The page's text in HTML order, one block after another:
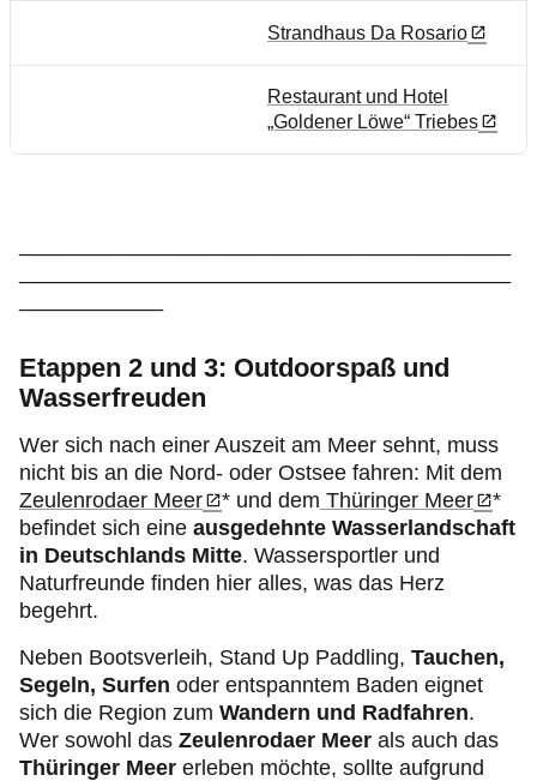
Strandhaus Da Rosario
Restaurant und Hotel
„Goldener Löwe“ Triebes
Etappen 2 und 3: Outdoorspaß und
Wasserfreuden
Wer sich nach einer Auszeit am Meer sehnt, muss
nicht bis an die Nord- oder Ostsee fahren: Mit dem
Zeulenrodaer Meer
* und dem Thüringer Meer
*
befindet sich eine ausgedehnte Wasserlandschaft
in Deutschlands Mitte. Wassersportler und
Naturfreunde finden hier alles, was das Herz
begehrt.
Neben Bootsverleih, Stand Up Paddling, Tauchen,
Segeln, Surfen oder entspanntem Baden eignet
sich die Region zum Wandern und Radfahren.
Wer sowohl das Zeulenrodaer Meer als auch das
Thüringer Meer erleben möchte, sollte aufgrund